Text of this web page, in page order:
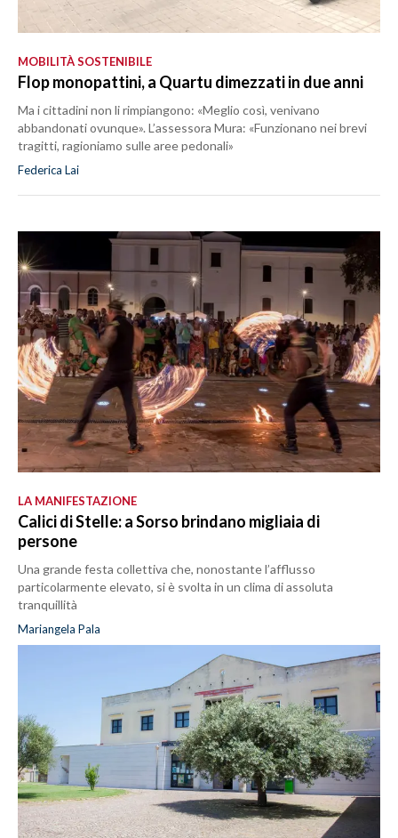
MOBILITÀ SOSTENIBILE
Flop monopattini, a Quartu dimezzati in due anni
Ma i cittadini non li rimpiangono: «Meglio così, venivano
abbandonati ovunque». L’assessora Mura: «Funzionano nei brevi
tragitti, ragioniamo sulle aree pedonali»
Federica Lai
LA MANIFESTAZIONE
Calici di Stelle: a Sorso brindano migliaia di
persone
Una grande festa collettiva che, nonostante l’afflusso
particolarmente elevato, si è svolta in un clima di assoluta
tranquillità
Mariangela Pala